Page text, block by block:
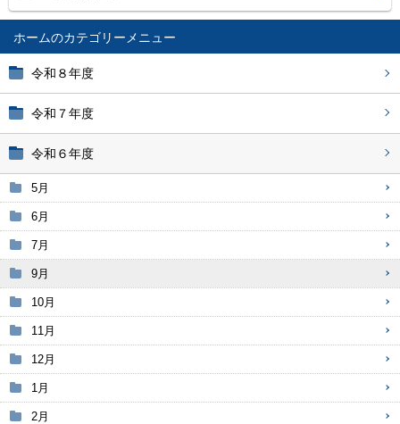
ホーム
令和８年度
令和７年度
令和６年度
5月
6月
7月
9月
10月
11月
12月
1月
2月